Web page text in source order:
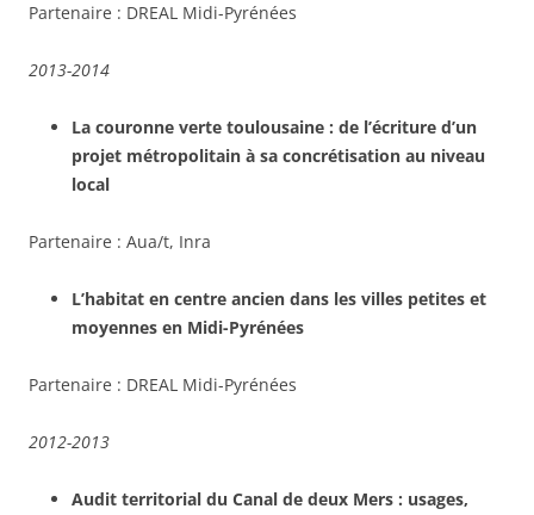
Partenaire : DREAL Midi-Pyrénées
2013-2014
La couronne verte toulousaine : de l’écriture d’un
projet métropolitain à sa concrétisation au niveau
local
Partenaire : Aua/t, Inra
L’habitat en centre ancien dans les villes petites et
moyennes en Midi-Pyrénées
Partenaire : DREAL Midi-Pyrénées
2012-2013
Audit territorial du Canal de deux Mers : usages,